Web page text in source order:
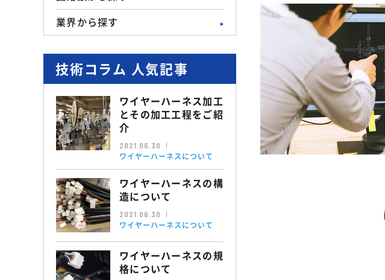
業界から探す
技術コラム 人気記事
ワイヤーハーネス加工
とその加工工程をご紹
介
2021.06.30
ワイヤーハーネスについて
ワイヤーハーネスの構
造について
2021.06.30
ワイヤーハーネスについて
ワイヤーハーネスの規
格について